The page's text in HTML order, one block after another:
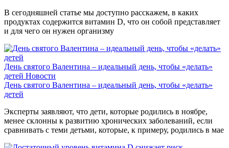
В сегодняшней статье мы доступно расскажем, в каких
продуктах содержится витамин D, что он собой представляет
и для чего он нужен организму
День святого Валентина – идеальный день, чтобы «делать»
детей Новости
День святого Валентина – идеальный день, чтобы «делать»
детей
Эксперты заявляют, что дети, которые родились в ноябре,
менее склонны к развитию хронических заболеваний, если
сравнивать с теми детьми, которые, к примеру, родились в мае